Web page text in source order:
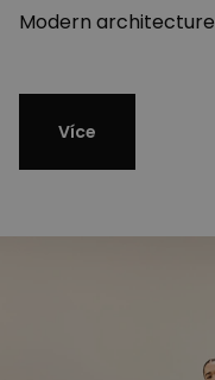
Modern architecture
Více